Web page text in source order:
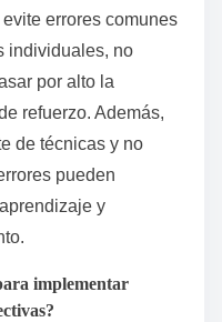
errores comunes
individuales, no
por alto la
refuerzo. Además,
de técnicas y no
pueden
y
implementar